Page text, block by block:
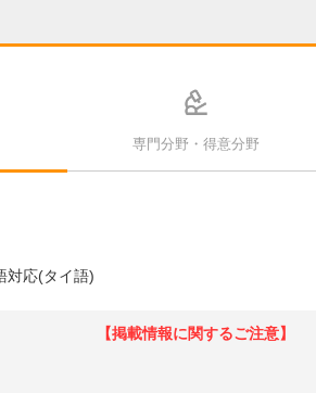
専門分野・得意分野
対応(タイ語)
【掲載情報に関するご注意】